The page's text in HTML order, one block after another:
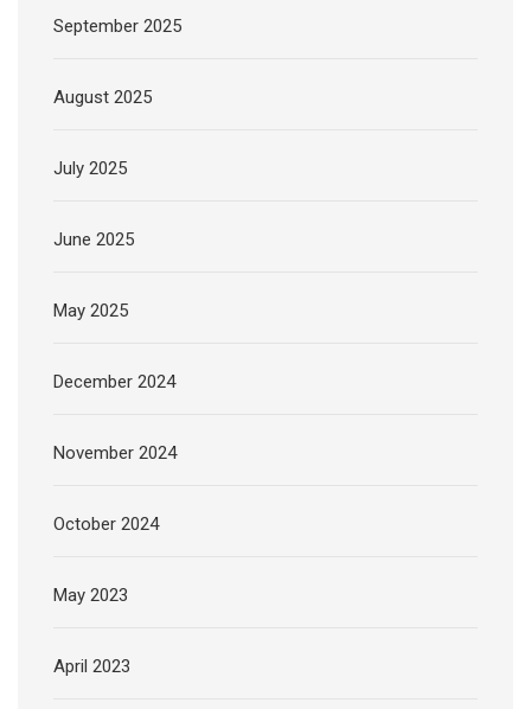
September 2025
August 2025
July 2025
June 2025
May 2025
December 2024
November 2024
October 2024
May 2023
April 2023